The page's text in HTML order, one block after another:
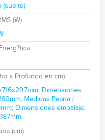
(suelto).
(W)
x Profundo en cm)
Dimensiones
Medidas Peana /
Dimensiones embalaje:
(cm)